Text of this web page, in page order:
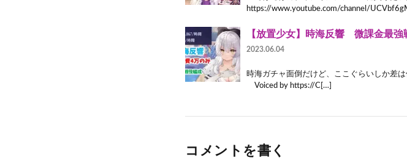
https://www.youtube.com/channel/
【放置少女】時海反響 微課金最強
2023.06.04
時海ガチャ面倒だけど、ここぐらいしか差
Voiced by https://C[…]
コメントを書く